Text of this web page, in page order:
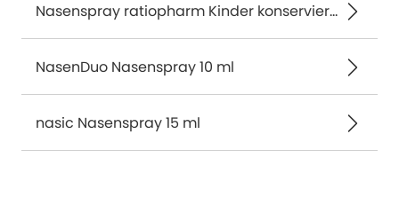
Nasenspray ratiopharm Kinder konservierungsmittelfrei 10 ml
NasenDuo Nasenspray 10 ml
nasic Nasenspray 15 ml